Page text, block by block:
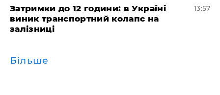
Затримки до 12 години: в Україні
виник транспортний колапс на
залізниці
13:57
Більше